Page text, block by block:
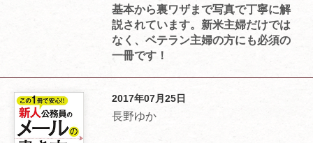
基本から裏ワザまで写真で丁寧に解
説されています。新米主婦だけでは
なく、ベテラン主婦の方にも必須の
一冊です！
2017年07月25日
長野ゆか